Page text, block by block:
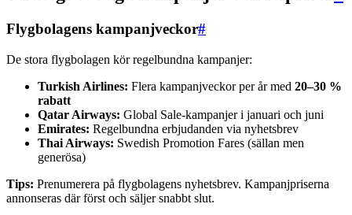
Flygbolagens kampanjveckor#
De stora flygbolagen kör regelbundna kampanjer:
Turkish Airlines: Flera kampanjveckor per år med 20–30 %
rabatt
Qatar Airways: Global Sale-kampanjer i januari och juni
Emirates: Regelbundna erbjudanden via nyhetsbrev
Thai Airways: Swedish Promotion Fares (sällan men
generösa)
Tips: Prenumerera på flygbolagens nyhetsbrev. Kampanjpriserna
annonseras där först och säljer snabbt slut.